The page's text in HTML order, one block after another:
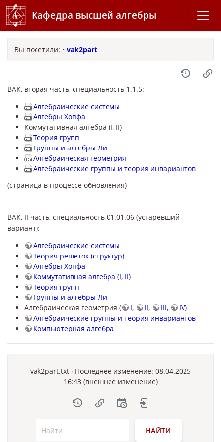
Кафедра высшей алгебры
Вы посетили: • vak2part
ВАК, вторая часть, специальность 1.1.5:
Алгебраические системы
Алгебры Хопфа
Коммутативная алгебра (I, II)
Теория групп
Группы и алгебры Ли
Алгебраическая геометрия
Алгебраические группы и теория инвариантов
(страница в процессе обновления)
ВАК, II часть, специальность 01.01.06 (устаревший
вариант):
Алгебраические системы
Теория решеток (структур)
Алгебры Хопфа
Коммутативная алгебра (I, II)
Теория групп
Группы и алгебры Ли
Алгебраическая геометрия (
I, II, III, IV)
Алгебраические группы и теория инвариантов
Компьютерная алгебра
vak2part.txt · Последнее изменение: 08.04.2025
16:43 (внешнее изменение)
НАЙТИ